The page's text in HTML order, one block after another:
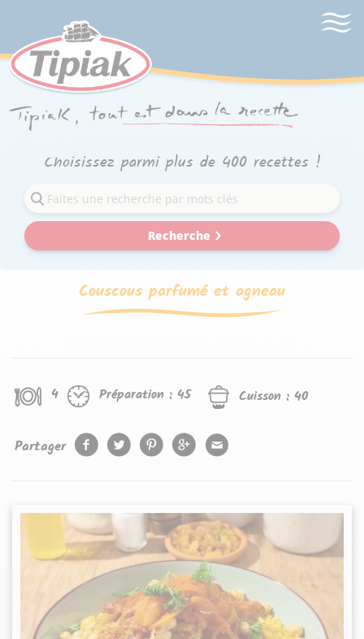
Choisissez parmi plus de 400 recettes !
Recherche
Couscous parfumé et agneau
4 Préparation : 45 Cuisson : 40
Partager